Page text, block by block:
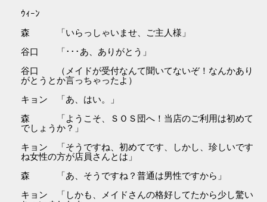
ｳｨｰﾝ
森 「いらっしゃいませ、ご主人様」
谷口 「･･･あ、ありがとう」
谷口 （メイドが受付なんて聞いてないぞ！なんかあり
がとうとか言っちゃったよ）
キョン 「あ、はい。」
森 「ようこそ、ＳＯＳ団へ！当店のご利用は初めて
でしょうか？」
キョン 「そうですね、初めてです、しかし、珍しいです
ね女性の方が店員さんとは」
森 「あ、そうですね？普通は男性ですから」
キョン 「しかも、メイドさんの格好してたから少し驚い